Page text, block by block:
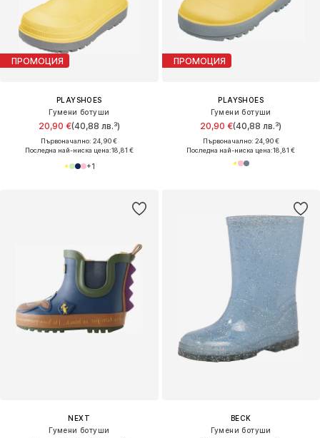
ПРОМОЦИЯ
PLAYSHOES
Гумени ботуши
20,90 €(40,88 лв.³)
Първоначално: 24,90 €
Последна най-ниска цена:18,81 €
+1
ПРОМОЦИЯ
PLAYSHOES
Гумени ботуши
20,90 €(40,88 лв.³)
Първоначално: 24,90 €
Последна най-ниска цена:18,81 €
NEXT
Гумени ботуши
BECK
Гумени ботуши